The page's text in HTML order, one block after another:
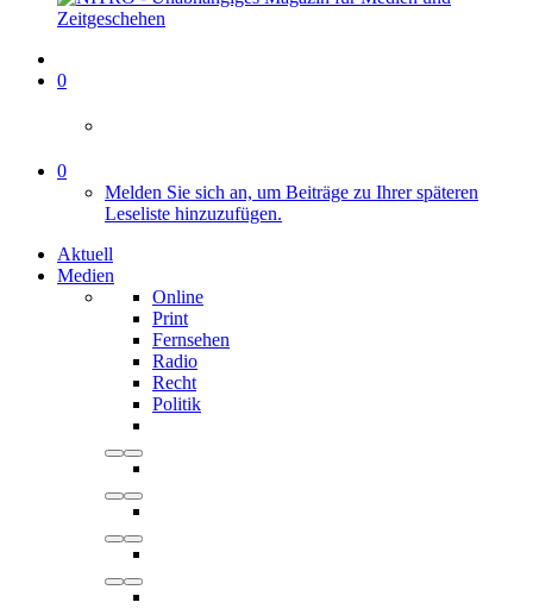
0
0
Melden Sie sich an, um Beiträge zu Ihrer späteren
Leseliste hinzuzufügen.
Aktuell
Medien
Online
Print
Fernsehen
Radio
Recht
Politik